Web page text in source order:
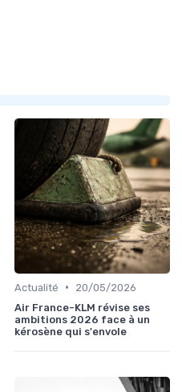
Actualité •
20/05/2026
Air France-KLM révise ses
ambitions 2026 face à un
kérosène qui s'envole